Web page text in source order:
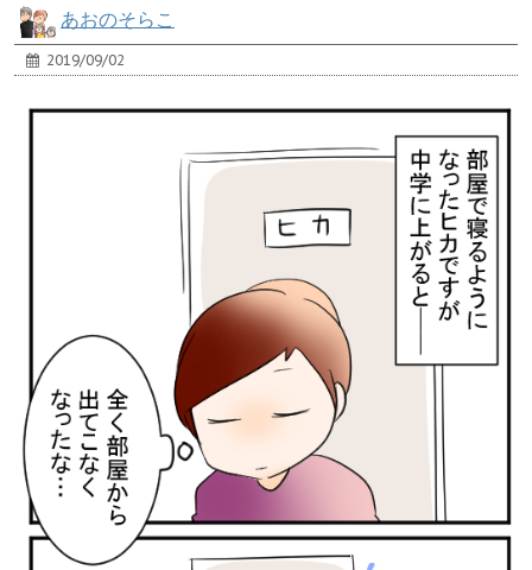
あおのそらこ
2019/09/02